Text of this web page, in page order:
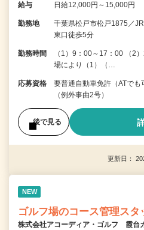
給与 日給12,000円～15,000円
勤務地
千葉県松戸市松戸1875／
東口徒歩5分
勤務時間
（1）9：00～17：00 （2
場により（1）（…
応募資格
要普通自動車免許（ATで
（例外事由2号）
後で見る
更新日：
NEW
ゴルフ場のコース管理スタ
株式会社アコーディア・ゴルフ 霞台